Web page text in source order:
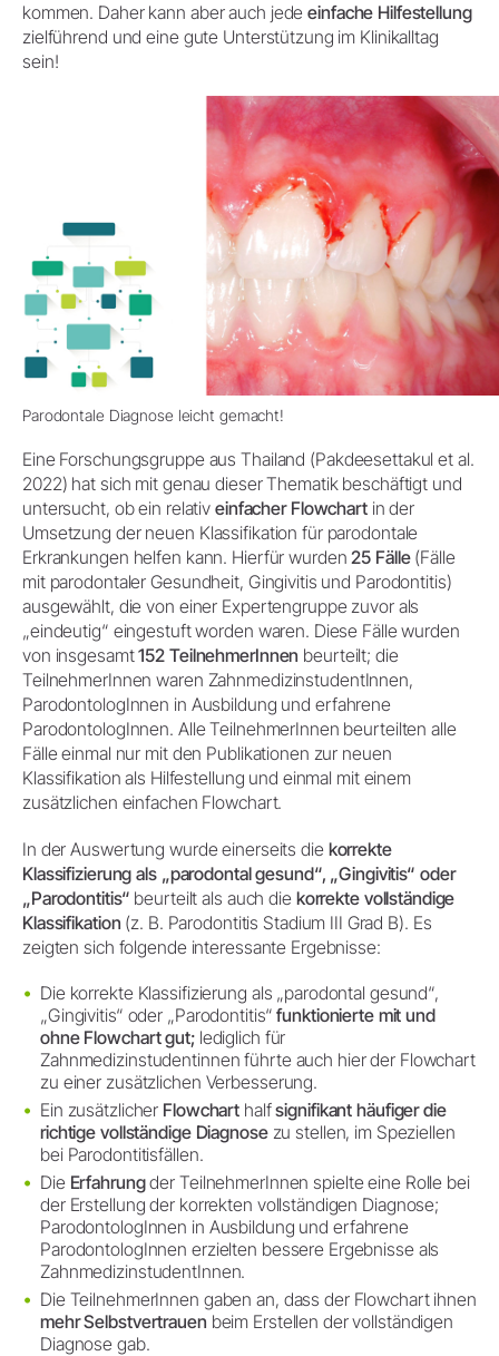
kommen. Daher kann aber auch jedeeinfache Hilfestellung
zielführend und eine gute Unterstützung im Klinikalltag
sein!
Parodontale Diagnose leicht gemacht!
Eine Forschungsgruppe aus Thailand (Pakdeesettakul et al.
2022) hat sich mit genau dieser Thematik beschäftigt und
untersucht, ob ein relativ einfacher Flowchartin der
Umsetzung der neuen Klassifikation für parodontale
Erkrankungen helfen kann. Hierfür wurden25 Fälle(Fälle
mit parodontaler Gesundheit, Gingivitis und Parodontitis)
ausgewählt, die von einer Expertengruppe zuvor als
„eindeutig“ eingestuft worden waren. Diese Fälle wurden
von insgesamt152 TeilnehmerInnen beurteilt; die
TeilnehmerInnen waren ZahnmedizinstudentInnen,
ParodontologInnen in Ausbildung und erfahrene
ParodontologInnen. Alle TeilnehmerInnen beurteilten alle
Fälle einmal nur mit den Publikationen zur neuen
Klassifikation als Hilfestellung und einmal mit einem
zusätzlichen einfachen Flowchart.
In der Auswertung wurde einerseits die korrekte
Klassifizierung als „parodontal gesund“, „Gingivitis“ oder
„Parodontitis“ beurteilt als auch die korrekte vollständige
Klassifikation (z. B. Parodontitis Stadium III Grad B). Es
zeigten sich folgende interessante Ergebnisse:
Die korrekte Klassifizierung als „parodontal gesund“,
„Gingivitis“ oder „Parodontitis“funktionierte mit und
ohne Flowchart gut;lediglich für
Zahnmedizinstudentinnen führte auch hier der Flowchart
zu einer zusätzlichen Verbesserung.
Ein zusätzlicher Flowchart halfsignifikant häufiger die
richtige vollständige Diagnosezu stellen, im Speziellen
bei Parodontitisfällen.
Die Erfahrungder TeilnehmerInnen spielte eine Rolle bei
der Erstellung der korrekten vollständigen Diagnose;
ParodontologInnen in Ausbildung und erfahrene
ParodontologInnen erzielten bessere Ergebnisse als
ZahnmedizinstudentInnen.
Die TeilnehmerInnen gaben an, dass der Flowchart ihnen
mehr Selbstvertrauen beim Erstellen der vollständigen
Diagnose gab.